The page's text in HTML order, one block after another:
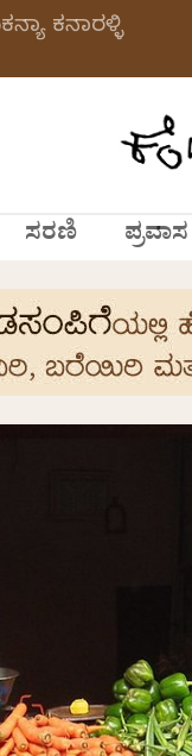
ಕನಾರಳ್ಳಿ
ಸರಣಿ ಪ್ರವಾಸ